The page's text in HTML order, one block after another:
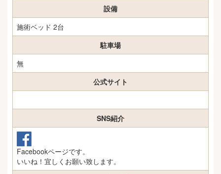
設備
施術ベッド 2台
駐車場
無
公式サイト
SNS紹介
Facebookページです。
いいね！宜しくお願い致します。